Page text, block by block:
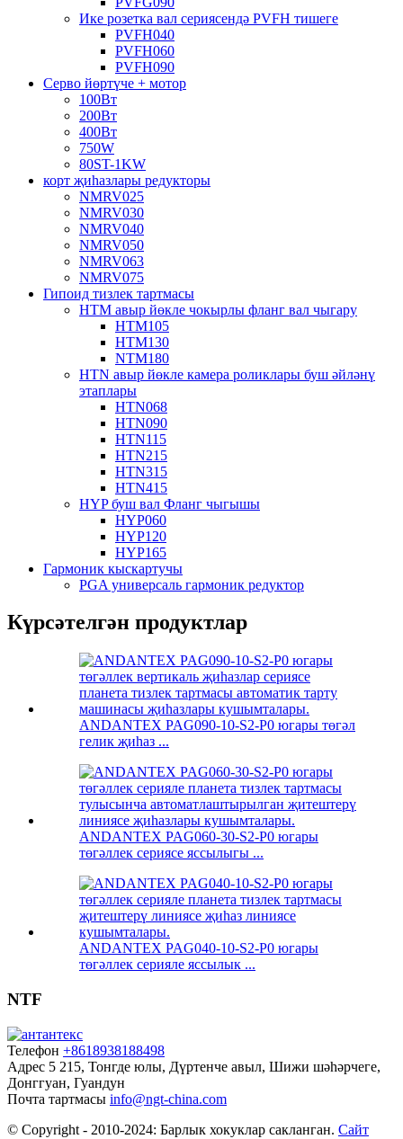
Ике розетка вал сериясендә PVFH тишеге
PVFH040
PVFH060
PVFH090
Серво йөртүче + мотор
100Вт
200Вт
400Вт
750W
80ST-1KW
корт җиһазлары редукторы
NMRV025
NMRV030
NMRV040
NMRV050
NMRV063
NMRV075
Гипоид тизлек тартмасы
HTM авыр йөкле чокырлы фланг вал чыгару
HTM105
HTM130
NTM180
HTN авыр йөкле камера роликлары буш әйләнү
этаплары
HTN068
HTN090
HTN115
HTN215
HTN315
HTN415
HYP буш вал Фланг чыгышы
HYP060
HYP120
HYP165
Гармоник кыскартучы
PGA универсаль гармоник редуктор
Күрсәтелгән продуктлар
ANDANTEX PAG090-10-S2-P0 югары төгәл
гелик җиһаз ...
ANDANTEX PAG060-30-S2-P0 югары
төгәллек сериясе яссылыгы ...
ANDANTEX PAG040-10-S2-P0 югары
төгәллек серияле яссылык ...
NTF
Телефон +8618938188498
Адрес 5 215, Тонгде юлы, Дүртенче авыл, Шижи шәһәрчеге,
Донггуан, Гуандун
Почта тартмасы info@ngt-china.com
© Copyright - 2010-2024: Барлык хокуклар сакланган. Сайт